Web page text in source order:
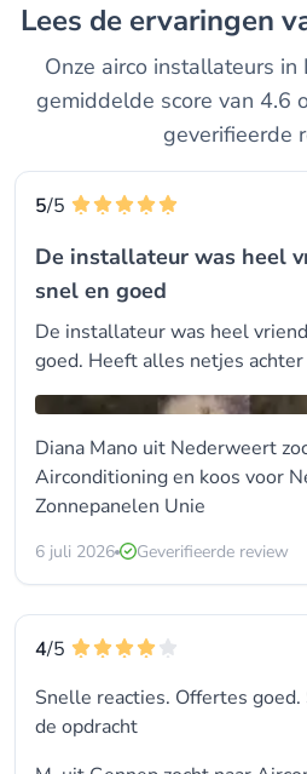
Lees de ervaringen
Onze airco installateurs
gemiddelde score van 4.6
geverifieerde
5/5
De installateur was heel
snel en goed
De installateur was heel
goed. Heeft alles netjes
Diana Mano uit Nederweert
Airconditioning en koos voor
Zonnepanelen Unie
6 juli 2026 Geverifieerde review
4/5
Snelle reacties. Offertes
de opdracht